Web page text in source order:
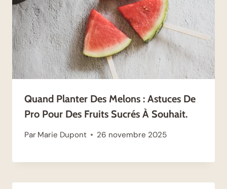
Quand Planter Des Melons : Astuces De
Pro Pour Des Fruits Sucrés À Souhait.
Par Marie Dupont 26 novembre 2025